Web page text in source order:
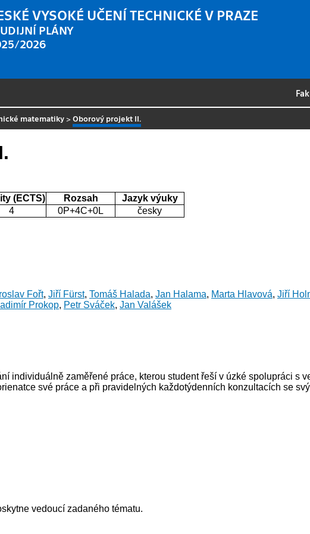
VYSOKÉ UČENÍ TECHNICKÉ V PRAZE
PLÁNY
2026
matematiky>Oborový projekt II.
(ECTS) Rozsah
Jazyk výuky
4 0P+4C+0L česky
Fořt, Jiří Fürst, Tomáš Halada, Jan Halama, Marta Hlavová, Jiří
Prokop, Petr Sváček, Jan Valášek
individuálně zaměřené práce, kterou student řeší v úzké spolupráci s
své práce a při pravidelných každotýdenních konzultacích se
vedoucí zadaného tématu.